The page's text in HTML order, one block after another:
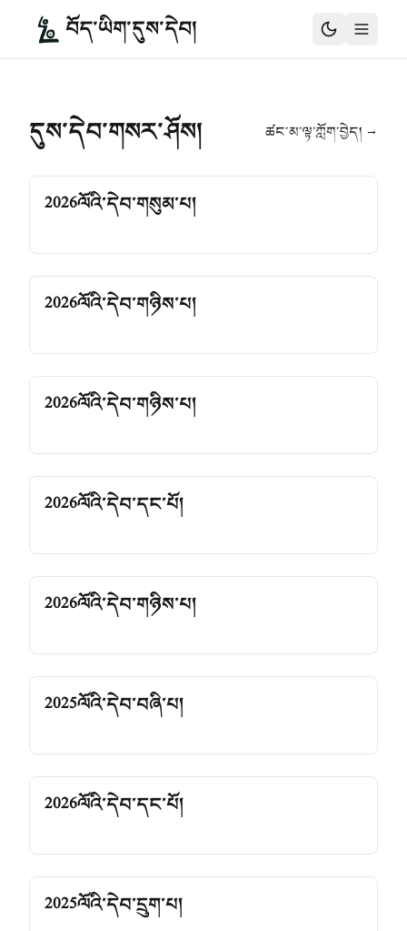
བོད་ཡིག་དུས་དེབ།
དུས་དེབ་གསར་ཤོས། ཚང་མ་ལྟ་ཀློག་བྱེད། →
2026ལོའི་དེབ་གསུམ་པ།
2026ལོའི་དེབ་གཉིས་པ།
2026ལོའི་དེབ་གཉིས་པ།
2026ལོའི་དེབ་དང་པོ།
2026ལོའི་དེབ་གཉིས་པ།
2025ལོའི་དེབ་བཞི་པ།
2026ལོའི་དེབ་དང་པོ།
2025ལོའི་དེབ་དྲུག་པ།